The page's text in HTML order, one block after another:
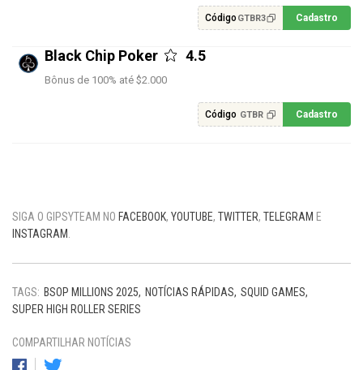
Código GTBR3 Cadastro
Black Chip Poker 4.5
Bônus de 100% até $2.000
Código GTBR Cadastro
SIGA O GIPSYTEAM NO FACEBOOK, YOUTUBE, TWITTER, TELEGRAM E
INSTAGRAM.
TAGS: BSOP MILLIONS 2025 NOTÍCIAS RÁPIDAS SQUID GAMES
SUPER HIGH ROLLER SERIES
COMPARTILHAR NOTÍCIAS